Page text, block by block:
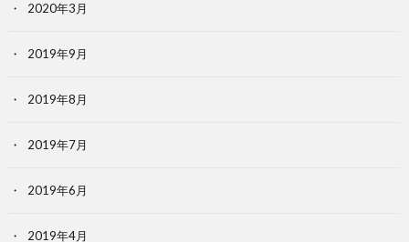
2020年3月
2019年9月
2019年8月
2019年7月
2019年6月
2019年4月